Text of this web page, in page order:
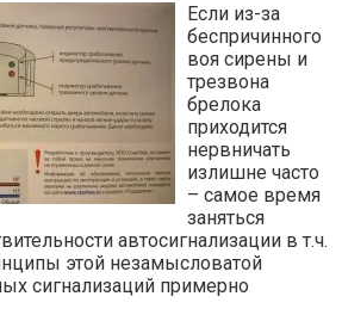
Если из-за
беспричинного
воя сирены и
трезвона
брелока
приходится
нервничать
излишне часто
– самое время
заняться
автосигнализации в т.ч.
этой незамысловатой
сигнализаций примерно